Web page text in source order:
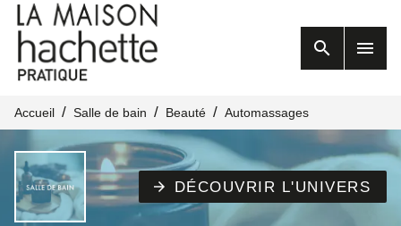
MENU
RECHERCHE
CONTENU
search menu
Accueil / Salle de bain / Beauté / Automassages
arrow_forward DÉCOUVRIR L'UNIVERS